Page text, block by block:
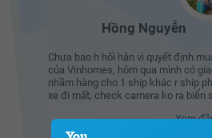
Hồng Nguyễn
Chưa bao h hối hận vì quyết định
của Vinhomes, hôm qua mình có
nhầm hàng cho 1 ship khác r ship
xe đi mất, check camera ko ra biển
Xem